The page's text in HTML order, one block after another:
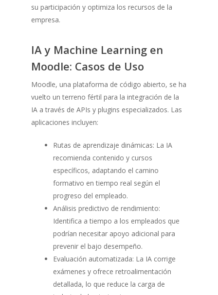
su participación y optimiza los recursos de la
empresa.
IA y Machine Learning en
Moodle: Casos de Uso
Moodle, una plataforma de código abierto, se ha
vuelto un terreno fértil para la integración de la
IA a través de APIs y plugins especializados. Las
aplicaciones incluyen:
Rutas de aprendizaje dinámicas: La IA
recomienda contenido y cursos
específicos, adaptando el camino
formativo en tiempo real según el
progreso del empleado.
Análisis predictivo de rendimiento:
Identifica a tiempo a los empleados que
podrían necesitar apoyo adicional para
prevenir el bajo desempeño.
Evaluación automatizada: La IA corrige
exámenes y ofrece retroalimentación
detallada, lo que reduce la carga de